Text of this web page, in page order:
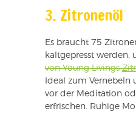
3. Zitronenöl
Es braucht 75
kaltgepresst werden,
von Young Livings
Ideal zum Vernebeln
vor der Meditation
erfrischen. Ruhige